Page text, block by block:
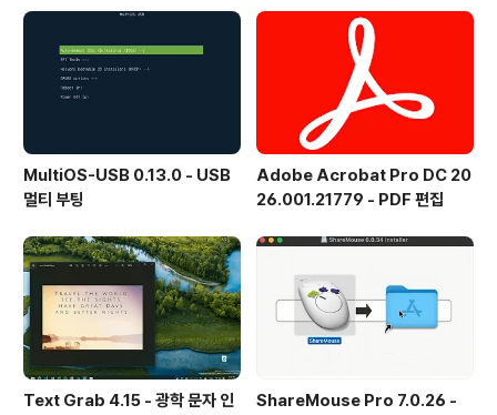
MultiOS-USB 0.13.0 - USB
멀티 부팅
Adobe Acrobat Pro DC 20
26.001.21779 - PDF 편집
Text Grab 4.15 - 광학 문자 인 ShareMouse Pro 7.0.26 -